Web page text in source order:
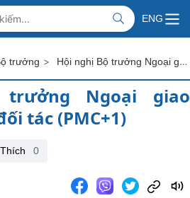
NAM
AFFAIRS
ENG
trưởng > Hội nghị Bộ trưởng Ngoại giao ASEAN với các đối tác (PMC+1)
Ngoại giao
tác (PMC+1)
Thích 0